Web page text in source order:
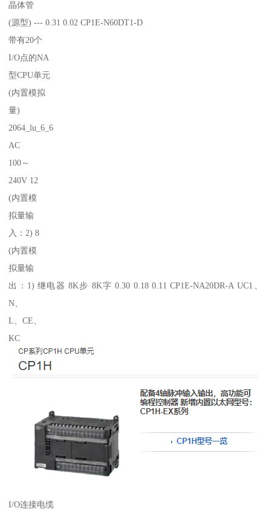
晶体管
(源型) --- 0.31 0.02 CP1E-N60DT1-D
带有20个
I/O点的NA
型CPU单元
(内置模拟
量)
2064_lu_6_6
AC
100～
240V 12
(内置模
拟量输
入：2) 8
(内置模
拟量输
出：1) 继电器 8K步 8K字 0.30 0.18 0.11 CP1E-NA20DR-A UC1、
N、
L、CE、
KC
I/O连接电缆